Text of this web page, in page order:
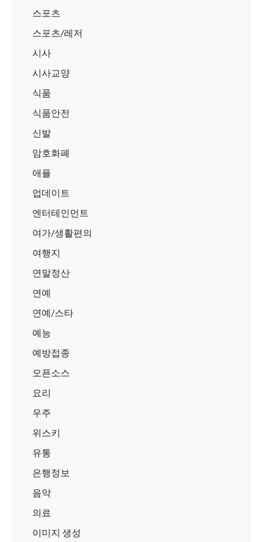
스포츠
스포츠/레저
시사
시사교양
식품
식품안전
신발
암호화폐
애플
업데이트
엔터테인먼트
여가/생활편의
여행지
연말정산
연예
연예/스타
예능
예방접종
오픈소스
요리
우주
위스키
유통
은행정보
음악
의료
이미지 생성